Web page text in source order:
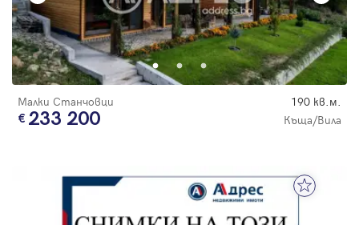
Малки Станчовци 190 кв.м.
233 200 Къща/Вила